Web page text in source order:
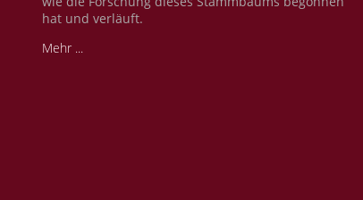
hat und verläuft.
Mehr ...